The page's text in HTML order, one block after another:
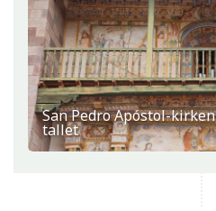
San Pedro Apóstol-
tallet